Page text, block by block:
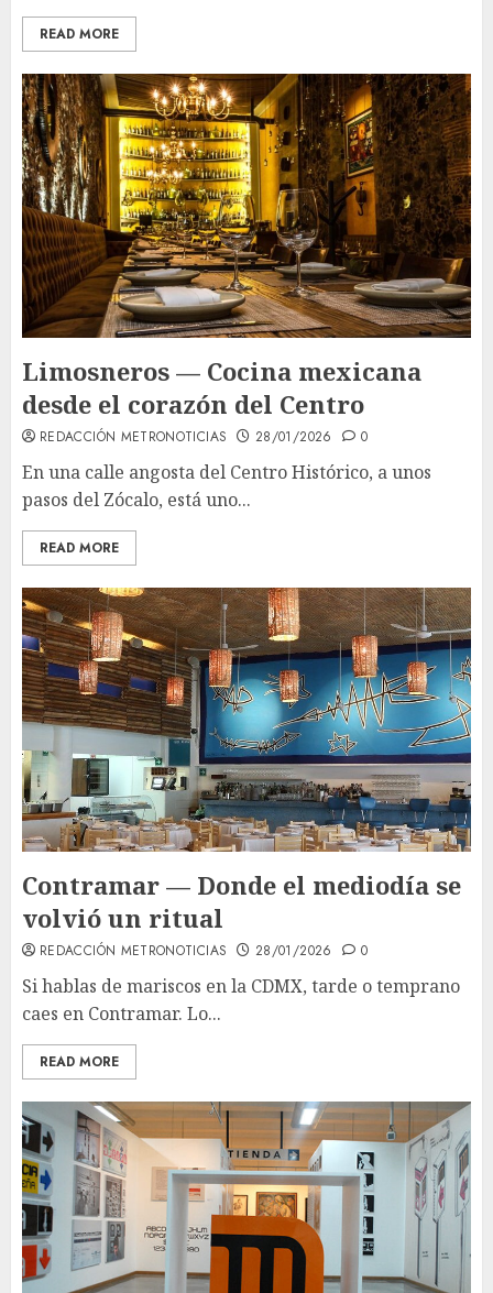
READ MORE
Limosneros — Cocina mexicana
desde el corazón del Centro
REDACCIÓN METRONOTICIAS 28/01/2026 0
En una calle angosta del Centro Histórico, a unos
pasos del Zócalo, está uno...
READ MORE
Contramar — Donde el mediodía se
volvió un ritual
REDACCIÓN METRONOTICIAS 28/01/2026 0
Si hablas de mariscos en la CDMX, tarde o temprano
caes en Contramar. Lo...
READ MORE